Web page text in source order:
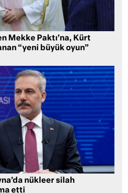
Mekke Paktı’na, Kürt
“yeni büyük oyun”
nükleer silah
etti